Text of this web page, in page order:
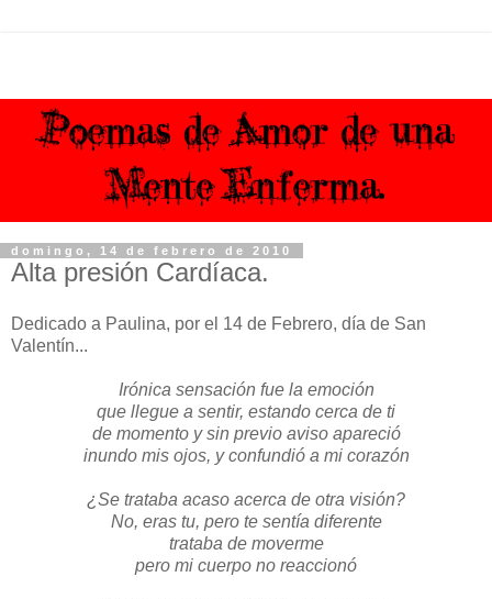
domingo, 14 de febrero de 2010
Alta presión Cardíaca.
Dedicado a Paulina, por el 14 de Febrero, día de San
Valentín...
Irónica sensación fue la emoción
que llegue a sentir, estando cerca de ti
de momento y sin previo aviso apareció
inundo mis ojos, y confundió a mi corazón
¿Se trataba acaso acerca de otra visión?
No, eras tu, pero te sentía diferente
trataba de moverme
pero mi cuerpo no reaccionó